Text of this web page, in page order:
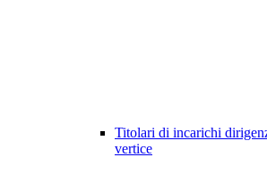
Titolari di incarichi
vertice